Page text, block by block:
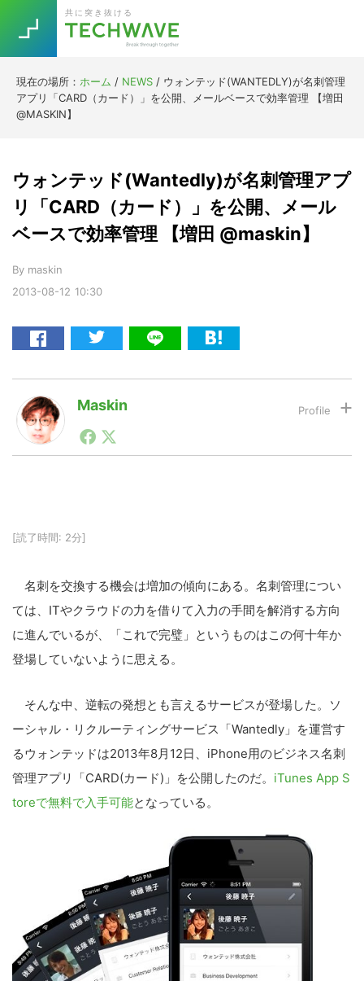
primary
navigation
main
content
primary
sidebar
footer
共に突き抜ける
現在の場所： ホーム / NEWS / ウォンテッド(WANTEDLY)が名刺管理
アプリ「CARD（カード）」を公開、メールベースで効率管理 【増田
@MASKIN】
2013-08-12 10:30
ウォンテッド(Wantedly)が名刺管理アプ
リ「CARD（カード）」を公開、メール
ベースで効率管理 【増田 @maskin】
By maskin
Maskin
1990年代初頭から記者としてまた起業家としてITスタ
ートアップ業界のハードウェアからソフトウェアの事業
スクとして数億PV事業に。世界最大IT系メディア（ス
注力中。
[読了時間: 2分]
名刺を交換する機会は増加の傾向にある。名刺管理につい
ては、ITやクラウドの力を借りて入力の手間を解消する方向
に進んでいるが、「これで完璧」というものはこの何十年か
登場していないように思える。
そんな中、逆転の発想とも言えるサービスが登場した。ソ
ーシャル・リクルーティングサービス「Wantedly」を運営す
るウォンテッドは2013年8月12日、iPhone用のビジネス名刺
管理アプリ「CARD(カード)」を公開したのだ。 iTunes App S
toreで無料で入手可能となっている。
TOPICS
暗号資産
VR/AR
LINE
特集
Block Data Bank
Trend
Keywords
今話題の注目キーワード
5G Asana テレワーク
ニューノーマル
Daily Weekly